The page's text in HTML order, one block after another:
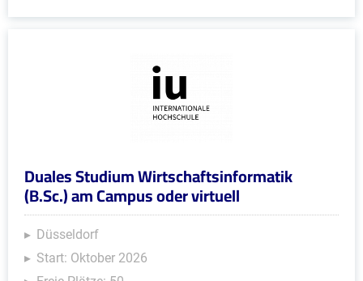
Duales Studium Wirtschaftsinformatik
(B.Sc.) am Campus oder virtuell
Düsseldorf
Start: Oktober 2026